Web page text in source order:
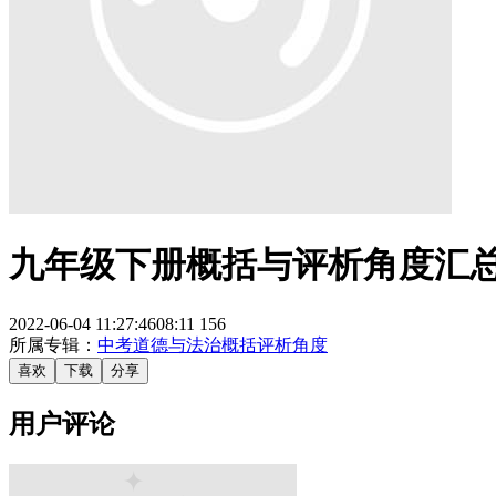
九年级下册概括与评析角度汇
2022-06-04 11:27:4608:11 156
所属专辑： 中考道德与法治概括评析角度
喜欢 下载 分享
用户评论